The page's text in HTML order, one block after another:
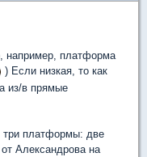
например, платформа
) Если низкая, то как
из/в прямые
три платформы: две
Александрова на